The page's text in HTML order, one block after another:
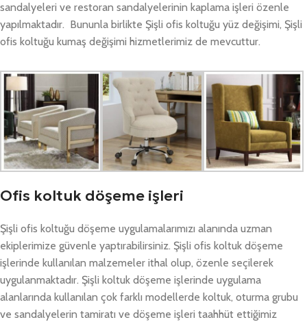
sandalyeleri ve restoran sandalyelerinin kaplama işleri özenle
yapılmaktadır. Bununla birlikte Şişli ofis koltuğu yüz değişimi, Şişli
ofis koltuğu kumaş değişimi hizmetlerimiz de mevcuttur.
Ofis koltuk döşeme işleri
Şişli ofis koltuğu döşeme uygulamalarımızı alanında uzman
ekiplerimize güvenle yaptırabilirsiniz. Şişli ofis koltuk döşeme
işlerinde kullanılan malzemeler ithal olup, özenle seçilerek
uygulanmaktadır. Şişli koltuk döşeme işlerinde uygulama
alanlarında kullanılan çok farklı modellerde koltuk, oturma grubu
ve sandalyelerin tamiratı ve döşeme işleri taahhüt ettiğimiz